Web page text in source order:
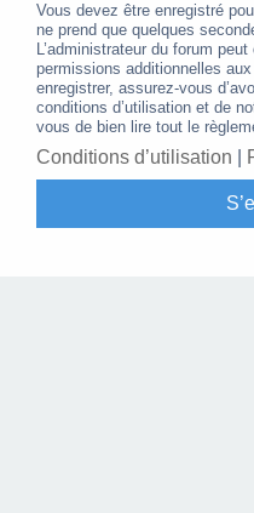
Vous devez être enregistré
ne prend que quelques
L’administrateur du forum
permissions additionnelles
enregistrer, assurez-vous
conditions d’utilisation et de
vous de bien lire tout le
Conditions d’utilisation